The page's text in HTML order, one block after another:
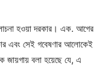
হওয়া দরকার। এক. আগের
এবং সেই গবেষণার আলোকেই
জায়গায় বলা হয়েছে যে, এ